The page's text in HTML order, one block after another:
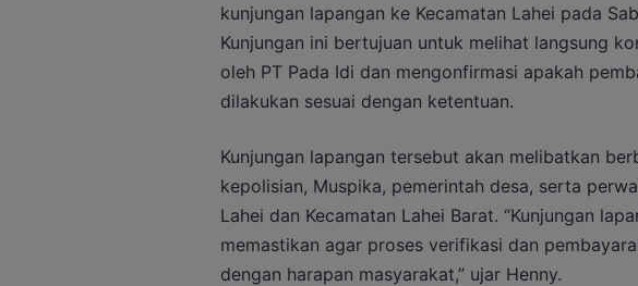
kunjungan lapangan ke Kecamatan Lahei pada
Kunjungan ini bertujuan untuk melihat langsung
oleh PT Pada Idi dan mengonfirmasi apakah
dilakukan sesuai dengan ketentuan.
Kunjungan lapangan tersebut akan melibatkan
kepolisian, Muspika, pemerintah desa, serta
Lahei dan Kecamatan Lahei Barat. “Kunjungan
memastikan agar proses verifikasi dan
dengan harapan masyarakat,” ujar Henny.